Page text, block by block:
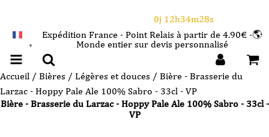
0j 12h34m27s
▼
Expédition France - Point Relais à partir de 4.90€ -🌎
Monde entier sur devis personnalisé
Accueil / Bières / Légères et douces / Bière - Brasserie du
Larzac - Hoppy Pale Ale 100% Sabro - 33cl - VP
Bière - Brasserie du Larzac - Hoppy Pale Ale 100% Sabro - 33cl -
VP